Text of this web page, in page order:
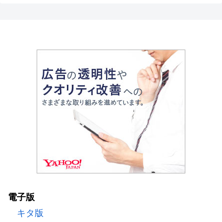
電子版
キタ版